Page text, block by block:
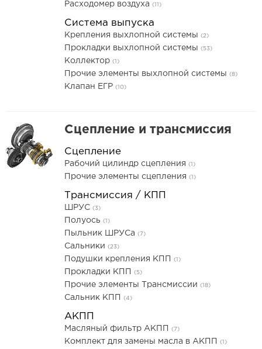
Расходомер воздуха (11)
Система выпуска
Крепления выхлопной системы (2)
Прокладки выхлопной системы (53)
Коллектор (1)
Прочие элементы выхлопной системы (8)
Клапан ЕГР (10)
Сцепление и трансмиссия
Сцепление
Рабочий цилиндр сцепления (1)
Прочие элементы сцепления (1)
Трансмиссия / КПП
ШРУС (3)
Полуось (1)
Пыльник ШРУСа (7)
Сальники (23)
Подушки крепления КПП (1)
Прокладки КПП (5)
Прочие элементы Трансмиссии (18)
Сальник КПП (4)
АКПП
Масляный фильтр АКПП (7)
Комплект для замены масла в АКПП (1)